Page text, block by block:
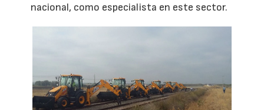
nacional, como especialista en este sector.